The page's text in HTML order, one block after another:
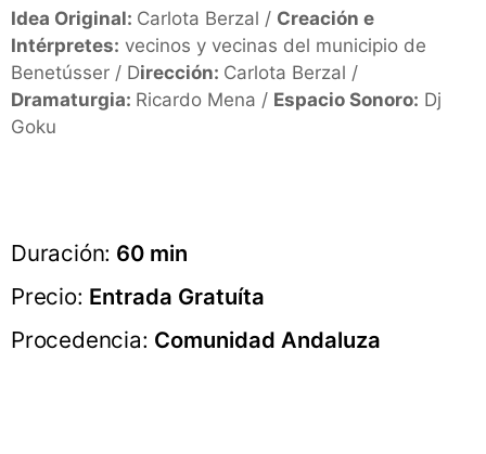
Idea Original: Carlota Berzal / Creación e
Intérpretes: vecinos y vecinas del municipio de
Benetússer / Dirección: Carlota Berzal /
Dramaturgia: Ricardo Mena / Espacio Sonoro: Dj
Goku
Duración: 60 min
Precio: Entrada Gratuíta
Procedencia: Comunidad Andaluza